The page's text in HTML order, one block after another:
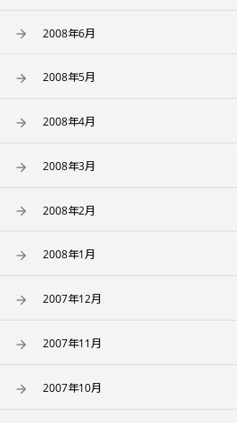
2008年6月
2008年5月
2008年4月
2008年3月
2008年2月
2008年1月
2007年12月
2007年11月
2007年10月